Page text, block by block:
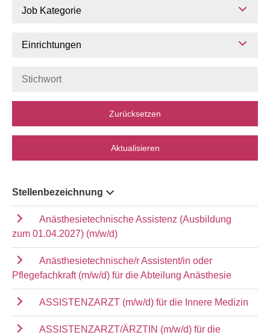
Job Kategorie
Einrichtungen
Zurücksetzen
Aktualisieren
Stellenbezeichnung
Anästhesietechnische Assistenz (Ausbildung
zum 01.04.2027) (m/w/d)
Anästhesietechnische/r Assistent/in oder
Pflegefachkraft (m/w/d) für die Abteilung Anästhesie
ASSISTENZARZT (m/w/d) für die Innere Medizin
ASSISTENZARZT/ÄRZTIN (m/w/d) für die